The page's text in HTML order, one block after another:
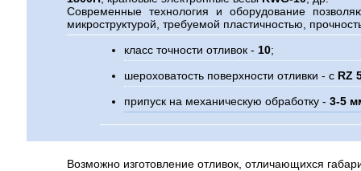
Современные технология и оборудование
микроструктурой, требуемой пластичностью,
класс точности отливок - 10;
шероховатость поверхности отливки - с RZ
припуск на механическую обработку - 3-5
Возможно изготовление отливок, отличающихся